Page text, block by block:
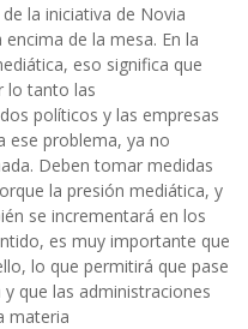
la iniciativa de Novia
de la mesa. En la
eso significa que
lo tanto las
políticos y las empresas
ese problema, ya no
Deben tomar medidas
la presión mediática, y
se incrementará en los
es muy importante que
lo que permitirá que pase
que las administraciones
materia